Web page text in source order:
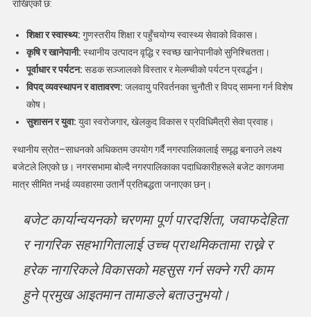
राखिएको छ:
शिक्षा र स्वास्थ्य: गुणस्तरीय शिक्षा र पहुँचयोग्य स्वास्थ्य सेवाको विकास।
कृषि र खानेपानी: स्थानीय उत्पादन वृद्धि र स्वच्छ खानेपानीको सुनिश्चितता।
पूर्वाधार र पर्यटन: सडक सञ्जालको विस्तार र मेलम्चीको पर्यटन प्रवर्द्धन।
विपद् व्यवस्थापन र वातावरण: जलवायु परिवर्तनका चुनौती र विपद् सामना गर्न विशेष
कोष।
सुशासन र युवा: युवा स्वरोजगार, खेलकुद विकास र प्रविधिमैत्री सेवा प्रवाह।
स्थानीय स्रोत–साधनको अधिकतम उपयोग गर्दै नगरपालिकालाई समृद्ध बनाउने लक्ष्य
बजेटले लिएको छ। नगरसभामा बोल्दै नगरपालिकाका पदाधिकारीहरूले बजेट कागजमा
मात्र सीमित नभई व्यवहारमा उतार्ने प्रतिबद्धता जनाएका छन्।
बजेट कार्यान्वयनको चरणमा पूर्ण पारदर्शिता, जवाफदेहिता
र नागरिक सहभागितालाई उच्च प्राथमिकतामा राख्ने र
हरेक नागरिकले विकासको महसुस गर्न सक्ने गरी काम
हुने प्रमुख आइतमान तामाङले बताउनुभयो।